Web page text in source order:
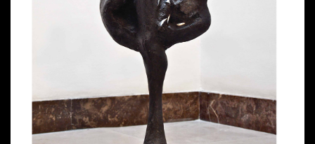
Wynajem kostiumów
Wynajem rekwizytów
Dotacje celowe